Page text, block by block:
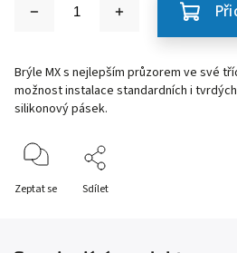
Brýle MX s nejlepším průzorem ve své
možnost instalace standardních i
silikonový pásek.
Zeptat se Sdílet